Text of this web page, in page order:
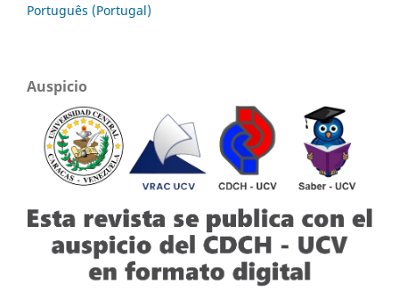
Português (Portugal)
Auspicio